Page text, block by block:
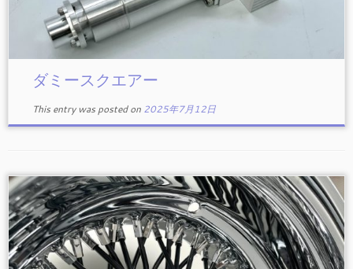
ダミースクエアー
This entry was posted on 2025年7月12日